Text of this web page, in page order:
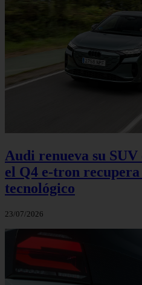
Audi renueva su
el Q4 e‑tron
tecnológico
23/07/2026